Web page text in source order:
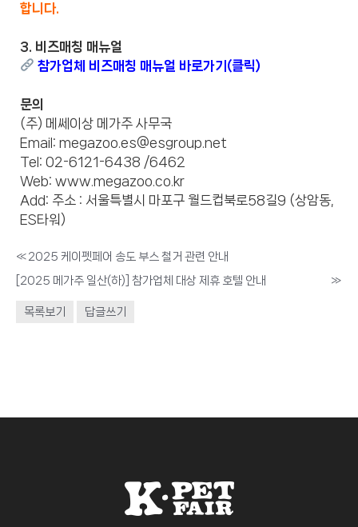
합니다.
3. 비즈매칭 매뉴얼
참가업체 비즈매칭 매뉴얼 바로가기 (클릭)
문의
(주) 메쎄이상 메가주 사무국
Email: megazoo.es@esgroup.net
Tel: 02-6121-6438 /6462
Web: www.megazoo.co.kr
Add: 주소 : 서울특별시 마포구 월드컵북로58길9 (상암동,
ES타워)
«2025 케이펫페어 송도 부스 철거 관련 안내
[2025 메가주 일산(하)] 참가업체 대상 제휴 호텔 안내
»
목록보기 답글쓰기